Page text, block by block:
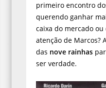
primeiro encontro
querendo ganhar
caixa do mercado
atenção de Marcos?
das nove rainhas
ser verdade.